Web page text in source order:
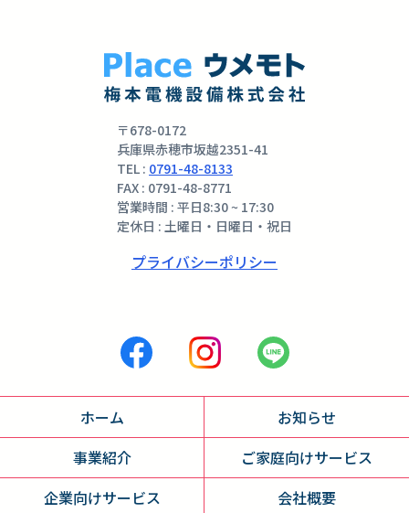
〒678-0172
兵庫県赤穂市坂越2351-41
TEL : 0791-48-8133
FAX : 0791-48-8771
営業時間 : 平日8:30 ~ 17:30
定休日 : 土曜日・日曜日・祝日
プライバシーポリシー
ホーム
お知らせ
事業紹介
ご家庭向けサービス
企業向けサービス
会社概要